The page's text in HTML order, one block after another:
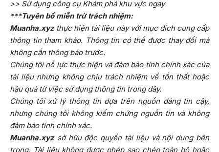
>> Sử dụng công cụ Khám phá khu vực ngay
***Tuyên bố miễn trừ trách nhiệm:
Muanha.xyzthực hiện tài liệu này với mục đích cung cấp
thông tin tham khảo. Thông tin có thể được thay đổi mà
không cần thông báo trước.
Chúng tôi nỗ lực thực hiện và đảm bảo tính chính xác của
tài liệu nhưng không chịu trách nhiệm về tổn thất hoặc
hậu quả từ việc sử dụng thông tin trong đây.
Chúng tôi xử lý thông tin dựa trên nguồn đáng tin cậy,
nhưng chúng tôi không kiểm chứng nguồn tin và không
đảm bảo tính chính xác.
Muanha.xyzsở hữu độc quyền tài liệu và nội dung bên
trong. Tài liệu không được phép sao chép toàn bộ hoặc